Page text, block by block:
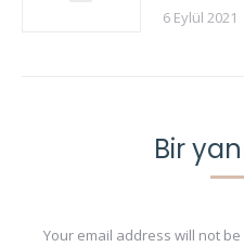
6 Eylül 2021
Bir
Your email address will not